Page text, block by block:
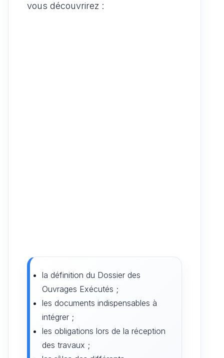
vous découvrirez :
la définition du Dossier des
Ouvrages Exécutés ;
les documents indispensables à
intégrer ;
les obligations lors de la réception
des travaux ;